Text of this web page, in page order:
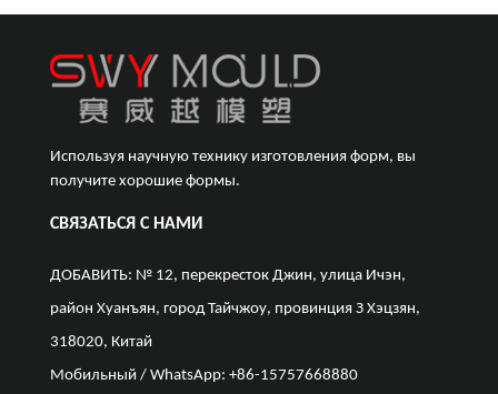
Используя научную технику изготовления форм, вы
получите хорошие формы.
СВЯЗАТЬСЯ С НАМИ
ДОБАВИТЬ: № 12, перекресток Джин, улица Ичэн,
район Хуанъян, город Тайчжоу, провинция З Хэцзян,
318020, Китай
Мобильный / WhatsApp: +86-15757668880